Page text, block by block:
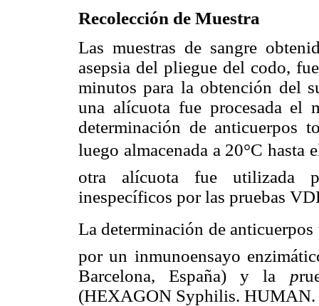
Recolección de Muestra
Las muestras de sangre
asepsia del pliegue del codo,
minutos para la obtención del
una alícuota fue procesada el
determinación de
luego almacenada a 20°C
otra alícuota fue utilizada
inespecíficos por las pruebas
La determinación de anticuerpos
por un inmunoensayo
Barcelona, España) y la p
(HEXAGON Syphilis.